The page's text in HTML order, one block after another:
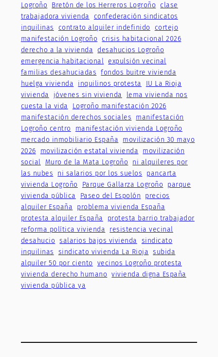
Logroño
Bretón de los Herreros Logroño
clase
trabajadora vivienda
confederación sindicatos
inquilinas
contrato alquiler indefinido
cortejo
manifestación Logroño
crisis habitacional 2026
derecho a la vivienda
desahucios Logroño
emergencia habitacional expulsión vecinal
familias desahuciadas
fondos buitre vivienda
huelga vivienda
inquilinos protesta
IU La Rioja
vivienda
jóvenes sin vivienda
lema vivienda nos
cuesta la vida
Logroño manifestación 2026
manifestación derechos sociales
manifestación
Logroño centro
manifestación vivienda Logroño
mercado inmobiliario España
movilización 30 mayo
2026
movilización estatal vivienda
movilización
social
Muro de la Mata Logroño
ni alquileres por
las nubes
ni salarios por los suelos
pancarta
vivienda Logroño
Parque Gallarza Logroño
parque
vivienda pública
Paseo del Espolón
precios
alquiler España
problema vivienda España
protesta alquiler España
protesta barrio trabajador
reforma política vivienda
resistencia vecinal
desahucio
salarios bajos vivienda
sindicato
inquilinas
sindicato vivienda La Rioja
subida
alquiler 50 por ciento
vecinos Logroño protesta
vivienda derecho humano
vivienda digna España
vivienda pública ya